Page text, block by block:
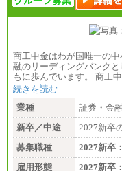
商工中金はわが国唯一の
融のリーディングバンク
もに歩んでいます。 商工
続きを読む
業種
証券・金
新卒／中途
2027新卒
募集職種
2027新卒：
雇用形態
2027新卒：